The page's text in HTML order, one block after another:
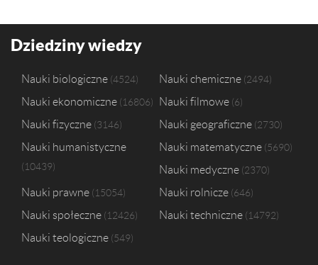
Dziedziny wiedzy
Nauki biologiczne 4524 Nauki chemiczne 2494
Nauki ekonomiczne 16806 Nauki filmowe 6
Nauki fizyczne 3146 Nauki geograficzne 2730
Nauki humanistyczne
10439
Nauki matematyczne 5690
Nauki medyczne 2370
Nauki prawne 15054 Nauki rolnicze 646
Nauki społeczne 12426 Nauki techniczne 14792
Nauki teologiczne 549